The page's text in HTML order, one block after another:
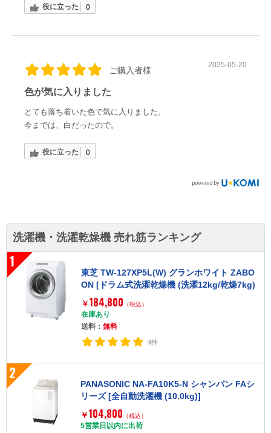
役に立った 0
ご購入者様
2025-05-20
色が気に入りました
とても落ち着いた色で気に入りました。
今までは、白だったので。
役に立った 0
洗濯機・洗濯乾燥機 売れ筋ランキング
1
東芝 TW-127XP5L(W) グランホワイト ZABO
ON [ドラム式洗濯乾燥機 (洗濯12kg/乾燥7kg)
左開き]
￥ 184,800 （税込）
在庫あり
送料：無料
4件
2
PANASONIC NA-FA10K5-N シャンパン FAシ
リーズ [全自動洗濯機 (10.0kg)]
￥ 104,800 （税込）
5営業日以内に出荷